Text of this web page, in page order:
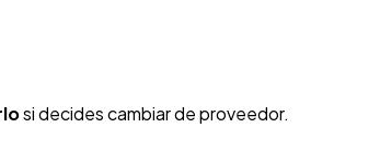
si decides cambiar de proveedor.